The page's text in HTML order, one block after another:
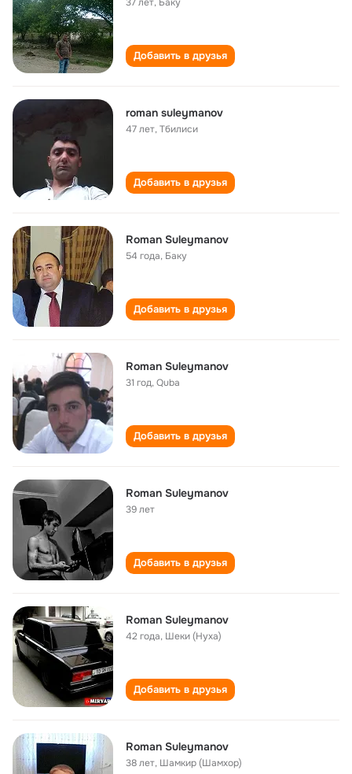
Добавить в друзья
roman suleymanov
47 лет,Тбилиси
Добавить в друзья
Roman Suleymanov
54 года, Баку
Добавить в друзья
Roman Suleymanov
31 год,Quba
Добавить в друзья
Roman Suleymanov
39 лет
Добавить в друзья
Roman Suleymanov
42 года, Шеки (Нуха)
Добавить в друзья
Roman Suleymanov
38 лет, Шамкир (Шамхор)